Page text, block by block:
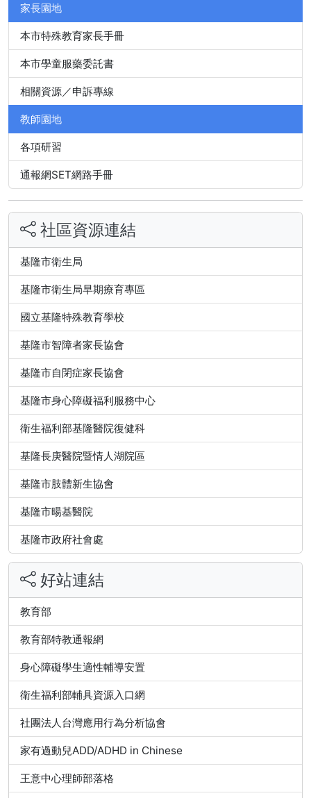
家長園地
本市特殊教育家長手冊
本市學童服藥委託書
相關資源／申訴專線
教師園地
各項研習
通報網SET網路手冊
社區資源連結
基隆市衛生局
基隆市衛生局早期療育專區
國立基隆特殊教育學校
基隆市智障者家長協會
基隆市自閉症家長協會
基隆市身心障礙福利服務中心
衛生福利部基隆醫院復健科
基隆長庚醫院暨情人湖院區
基隆市肢體新生協會
基隆市暘基醫院
基隆市政府社會處
好站連結
教育部
教育部特教通報網
身心障礙學生適性輔導安置
衛生福利部輔具資源入口網
社團法人台灣應用行為分析協會
家有過動兒ADD/ADHD in Chinese
王意中心理師部落格